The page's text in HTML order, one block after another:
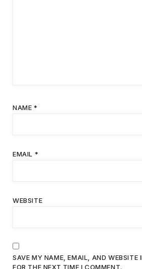
NAME *
EMAIL *
WEBSITE
SAVE MY NAME, EMAIL, AND WEBSITE
FOR THE NEXT TIME I COMMENT.